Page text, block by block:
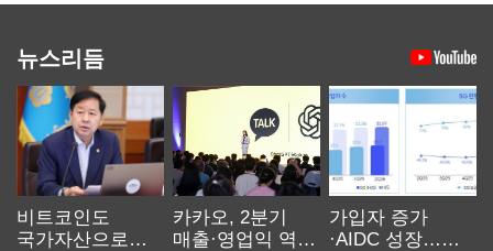
뉴스리듬
비트코인도
국가자산으로…'
카카오, 2분기
매출·영업익 역대
가입자 증가
·AIDC 성장…